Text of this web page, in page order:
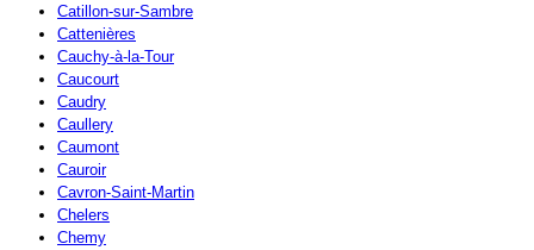
Catillon-sur-Sambre
Cattenières
Cauchy-à-la-Tour
Caucourt
Caudry
Caullery
Caumont
Cauroir
Cavron-Saint-Martin
Chelers
Chemy